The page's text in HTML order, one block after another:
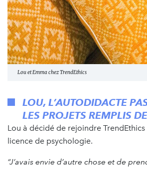
Lou et Emma chez TrendEthics
LOU, L’AUTODIDACTE
LES PROJETS REMPLIS
Lou à décidé de rejoindre TrendEthics
licence de psychologie.
“J’avais envie d’autre chose et de